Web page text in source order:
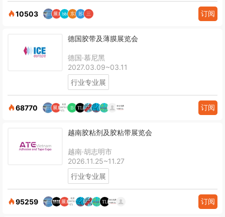
10503 订阅
德国胶带及薄膜展览会
德国·慕尼黑
2027.03.09~03.11
行业专业展
68770 订阅
越南胶粘剂及胶粘带展览会
越南·胡志明市
2026.11.25~11.27
行业专业展
95259 订阅